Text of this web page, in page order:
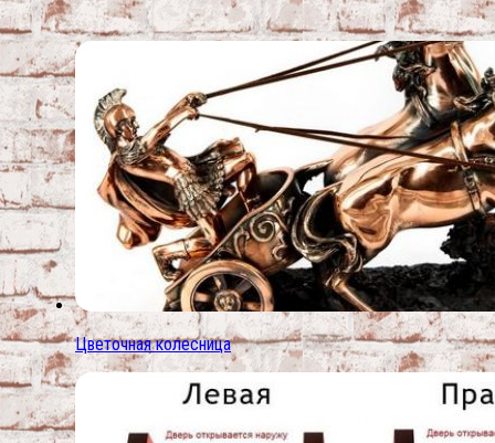
Цветочная колесница